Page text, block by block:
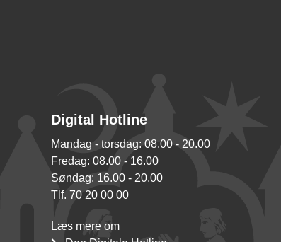
Digital Hotline
Mandag - torsdag: 08.00 - 20.00
Fredag: 08.00 - 16.00
Søndag: 16.00 - 20.00
Tlf. 70 20 00 00
Læs mere om